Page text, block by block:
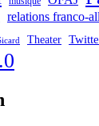
relations franco-
Theater